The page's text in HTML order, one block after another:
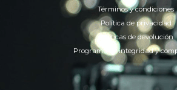
Términos y condiciones
Política de privacidad
Políticas de devolución
Programa de integridad y